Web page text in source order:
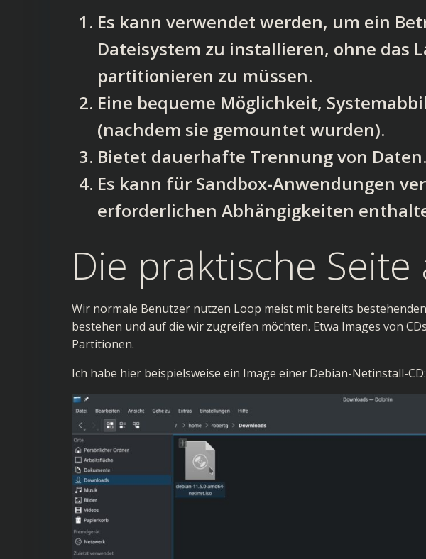
Es kann verwendet werden, um ein
Dateisystem zu installieren, ohne das
partitionieren zu müssen.
Eine bequeme Möglichkeit,
(nachdem sie gemountet wurden).
Bietet dauerhafte Trennung von Daten.
Es kann für Sandbox-Anwendungen
erforderlichen Abhängigkeiten
Die praktische Seite
Wir normale Benutzer nutzen Loop meist mit bereits
bestehen und auf die wir zugreifen möchten. Etwa Images von
Partitionen.
Ich habe hier beispielsweise ein Image einer Debian-Netinstall-CD: